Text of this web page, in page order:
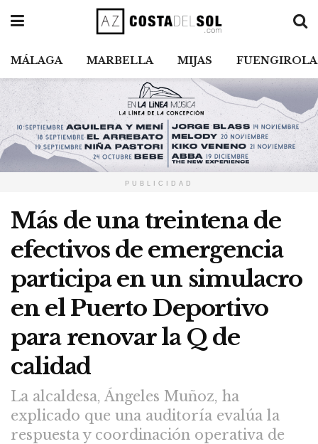
MÁLAGA MARBELLA MIJAS FUENGIROLA
PUBLICIDAD
Más de una treintena de
efectivos de emergencia
participa en un simulacro
en el Puerto Deportivo
para renovar la Q de
calidad
La alcaldesa, Ángeles Muñoz, ha
explicado que una auditoría evalúa la
respuesta y coordinación operativa de